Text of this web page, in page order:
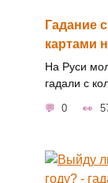
Гадание
картами
На Руси
гадали с
0